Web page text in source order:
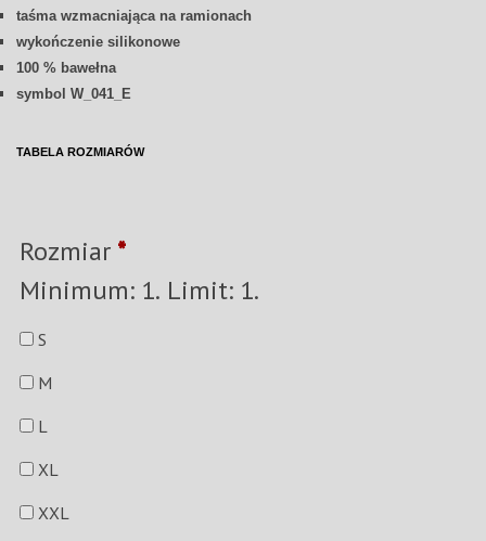
taśma wzmacniająca na ramionach
wykończenie silikonowe
100 % bawełna
symbol W_041 _E
TABELA ROZMIARÓW
Rozmiar *
Minimum: 1. Limit: 1.
S
M
L
XL
XXL